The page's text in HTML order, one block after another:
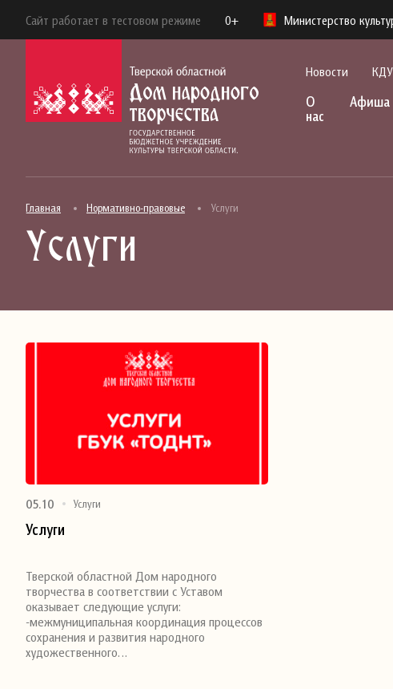
Сайт работает в тестовом режиме 0+ Министерство
Новости КДУ
О
нас
Афиша
Главная Нормативно-правовые Услуги
Услуги
05.10 Услуги
Услуги
Тверской областной Дом народного
творчества в соответствии с Уставом
оказывает следующие услуги:
-межмуниципальная координация процессов
сохранения и развития народного
художественного…